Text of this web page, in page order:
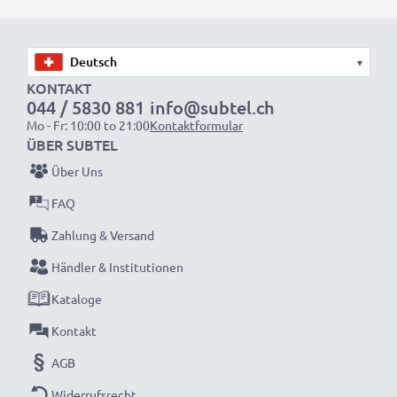
Vermeidung von Elektroschrott.
Entscheiden Sie sich für CELLONIC und machen Sie
keine Abstriche bei der Qualität!
▾
KONTAKT
044 / 5830 881
Mo - Fr: 10:00 to 21:00
info@subtel.ch
Kontaktformular
ÜBER SUBTEL
Über Uns
FAQ
Zahlung & Versand
Händler & Institutionen
Kataloge
Kontakt
AGB